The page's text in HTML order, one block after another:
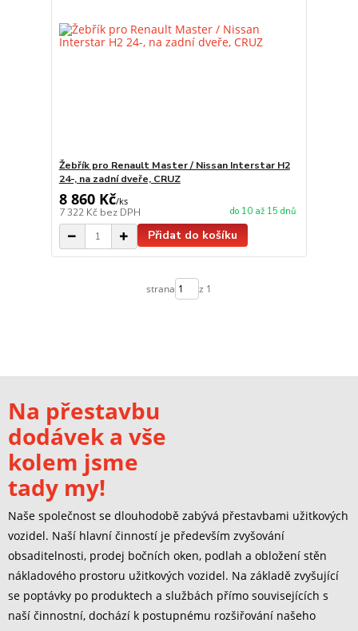
Žebřík pro Renault Master / Nissan Interstar H2
24-, na zadní dveře, CRUZ
8 860 Kč/ks
7 322 Kč bez DPH do 10 až 15 dnů
Přidat do košíku
strana z 1
Na přestavbu
dodávek a vše
kolem jsme
tady my!
Naše společnost se dlouhodobě zabývá přestavbami užitkových
vozidel. Naší hlavní činností je především zvyšování
obsaditelnosti, prodej bočních oken, podlah a obložení stěn
nákladového prostoru užitkových vozidel. Na základě zvyšující
se poptávky po produktech a službách přímo souvisejících s
naší činnostní, dochází k postupnému rozšiřování našeho